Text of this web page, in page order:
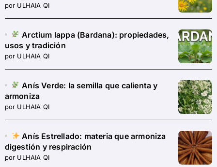
por ULHAIA QI
Arctium lappa (Bardana): propiedades,
usos y tradición
por ULHAIA QI
Anís Verde: la semilla que calienta y
armoniza
por ULHAIA QI
Anís Estrellado: materia que armoniza
digestión y respiración
por ULHAIA QI